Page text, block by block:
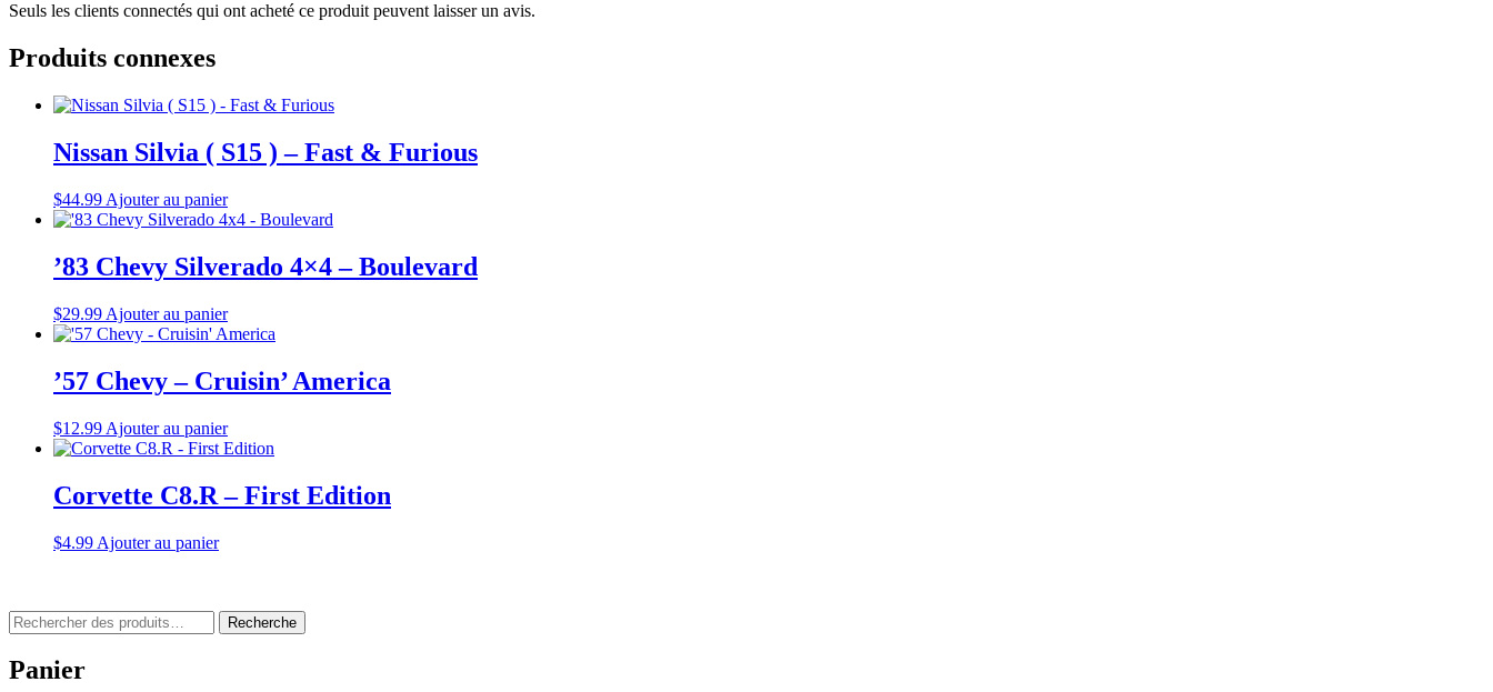
Seuls les clients connectés qui ont acheté ce produit peuvent laisser un avis.
Produits connexes
Nissan Silvia ( S15 ) – Fast & Furious
$44.99 Ajouter au panier
’83 Chevy Silverado 4×4 – Boulevard
$29.99 Ajouter au panier
’57 Chevy – Cruisin’ America
$12.99 Ajouter au panier
Corvette C8.R – First Edition
$4.99 Ajouter au panier
Rechercher
:
Recherche
Panier